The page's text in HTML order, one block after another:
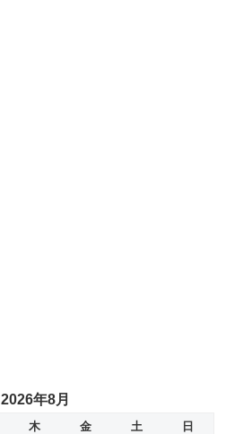
2026年8月
木 金 土
日